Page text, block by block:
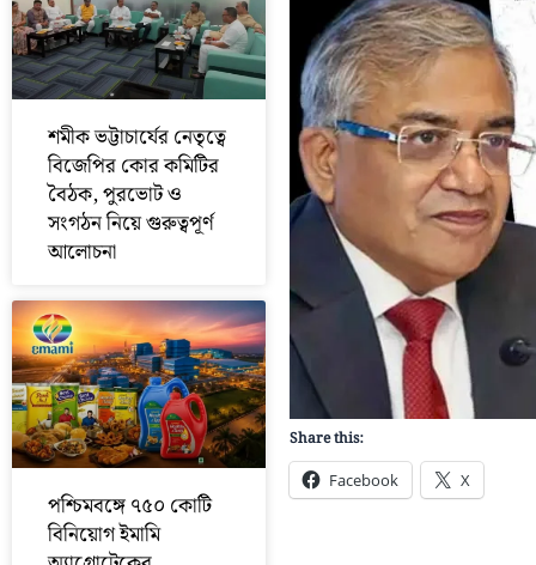
শমীক ভট্টাচার্যের নেতৃত্বে
বিজেপির কোর কমিটির
বৈঠক, পুরভোট ও
সংগঠন নিয়ে গুরুত্বপূর্ণ
আলোচনা
পশ্চিমবঙ্গে ৭৫০ কোটি
বিনিয়োগ ইমামি
Share this:
Facebook X